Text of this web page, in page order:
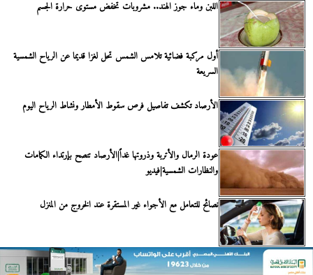
اللبن وماء جوز الهند.. مشروبات تخفض مستوى حرارة الجسم
أول مركبة فضائية تلامس الشمس تحل لغزا قديما عن الرياح الشمسية
السريعة
الأرصاد تكشف تفاصيل فرص سقوط الأمطار ونشاط الرياح اليوم
عودة الرمال والأتربة وذروتها غداً|الأرصاد تنصح بإرتداء الكمامات
والنظارات الشمسية|فيديو
نصائح للتعامل مع الأجواء غير المستقرة عند الخروج من المنزل